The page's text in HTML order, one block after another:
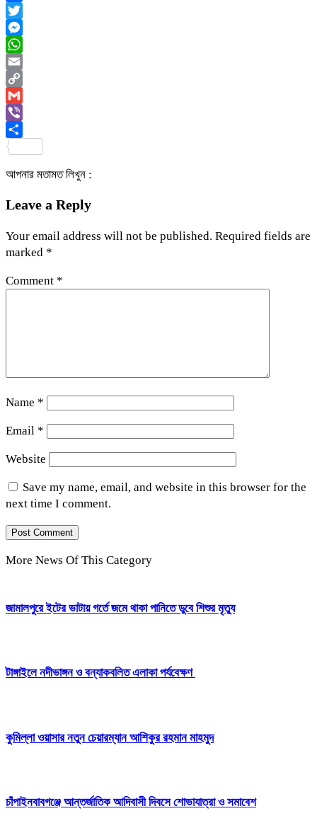
Facebook
Twitter
Messenger
WhatsApp
Email
Copy
Link
Gmail
Viber
আপনার মতামত লিখুন :
Leave a Reply
Your email address will not be published. Required fields are
marked *
Comment *
Name *
Email *
Website
Save my name, email, and website in this browser for the
next time I comment.
More News Of This Category
জামালপুরে ইটের ভাটায় গর্তে জমে থাকা পানিতে ডুবে শিশুর মৃত্যু
টাঙ্গাইলে নদীভাঙ্গন ও বন্যাকবলিত এলাকা পর্যবেক্ষণ
কুমিল্লা ওয়াসার নতুন চেয়ারম্যান আশিকুর রহমান মাহমুদ
চাঁপাইনবাবগঞ্জে আন্তর্জাতিক আদিবাসী দিবসে শোভাযাত্রা ও সমাবেশ